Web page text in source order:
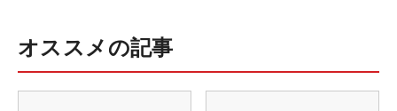
オススメの記事